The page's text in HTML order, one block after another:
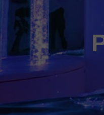
SZAFKI PRZYŁÓŻKOWE-
MEBLE PIANKOWE FEEK
MEBLE
MEBLE WIĘZIENNE-en
OSŁONA GRZEJNIKA
SZAFY UBRANIOWE Z
SZAFKI PRZYŁÓŻKOWE-en
MEBLE BEHAWIORALNE-en
MEBLE WIĘZIENNE-en